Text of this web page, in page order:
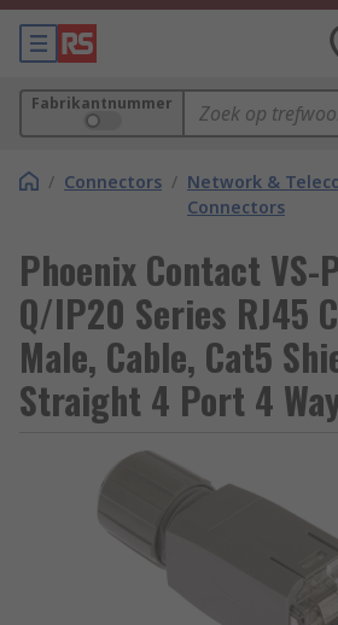
Fabrikantnummer
/ Connectors / Network &
Connectors
Phoenix Contact VS-
Q/IP20 Series RJ45
Male, Cable, Cat5
Straight 4 Port 4